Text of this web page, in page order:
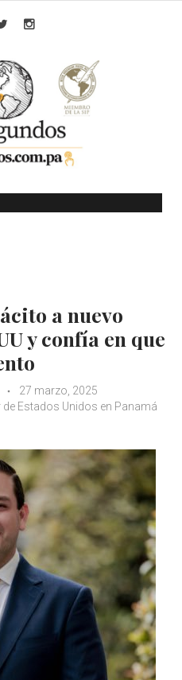
a nuevo
y confía en que
27 marzo, 2025
Estados Unidos en Panamá